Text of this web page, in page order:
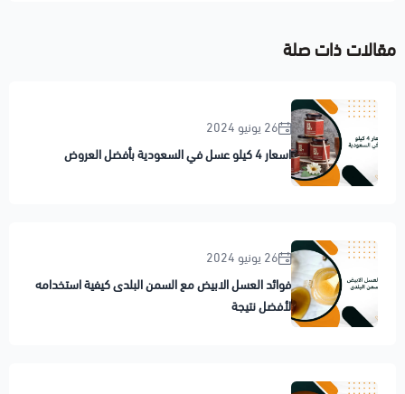
مقالات ذات صلة
26 يونيو 2024
اسعار 4 كيلو عسل في السعودية بأفضل العروض
26 يونيو 2024
فوائد العسل الابيض مع السمن البلدى كيفية استخدامه
لأفضل نتيجة